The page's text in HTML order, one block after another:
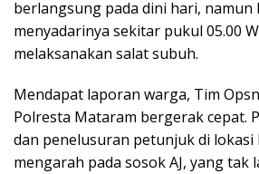
berlangsung pada dini hari,
menyadarinya sekitar pukul 05.00
melaksanakan salat subuh.
Mendapat laporan warga, Tim
Polresta Mataram bergerak cepat.
dan penelusuran petunjuk di lokasi
mengarah pada sosok AJ, yang tak